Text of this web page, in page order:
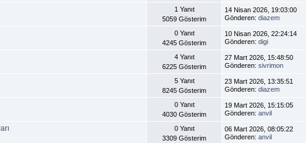
1 Yanıt
5059 Gösterim
14 Nisan 2026, 19:03:00
Gönderen: diazem
0 Yanıt
4245 Gösterim
10 Nisan 2026, 22:24:14
Gönderen: digi
4 Yanıt
6225 Gösterim
27 Mart 2026, 15:48:50
Gönderen: sivrimon
5 Yanıt
8245 Gösterim
23 Mart 2026, 13:35:51
Gönderen: diazem
0 Yanıt
4030 Gösterim
19 Mart 2026, 15:15:05
Gönderen: anvil
0 Yanıt
3309 Gösterim
06 Mart 2026, 08:05:22
Gönderen: anvil